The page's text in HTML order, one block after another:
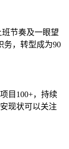
节奏及一眼望
务，转型成为90
目100+，持续
现状可以关注